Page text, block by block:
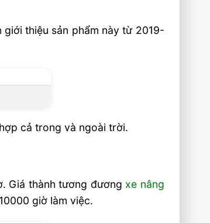
thiệu sản phẩm này từ 2019-
cả trong và ngoài trời.
Giá thành tương đương xe nâng
giờ làm việc.